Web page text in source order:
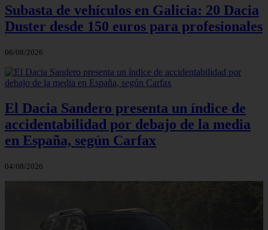
Subasta de vehículos en Galicia: 20 Dacia
Duster desde 150 euros para profesionales
06/08/2026
El Dacia Sandero presenta un índice de
accidentabilidad por debajo de la media
en España, según Carfax
04/08/2026